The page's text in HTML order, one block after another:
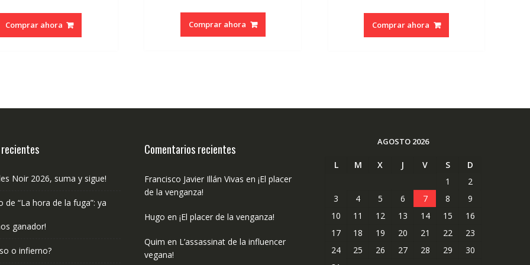
original
era:
actual
es:
Comprar ahora Comprar ahora
original
era:
actual
es:
Comprar ahora
Noir 2026, suma y sigue!
de “La hora de la fuga”: ya
ganador!
o infierno?
Comentarios recientes
Francisco Javier Illán Vivas en ¡El placer
de la venganza!
Hugo en ¡El placer de la venganza!
Quim en L’assassinat de la influencer
vegana!
AGOSTO 2026
L M X J V S
D
1
2
3
4 5 6 7 8
9
10
11 12 13 14 15
16
17
18 19 20 21 22
23
24
25 26 27 28 29
30